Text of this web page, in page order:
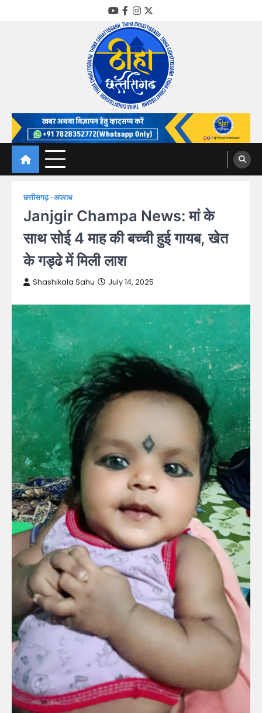
YouTube
Facebook
Instagram
Twitter
Thiha Chhattisgarh
गोठ जन-जन के
छत्तीसगढ़ अपराध
Janjgir Champa News: मां के
साथ सोई 4 माह की बच्ची हुई गायब, खेत
के गड्ढे में मिली लाश
Shashikala Sahu July 14, 2025